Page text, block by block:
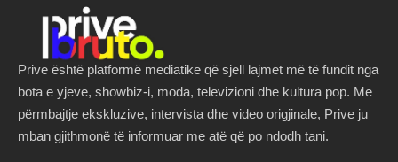
Prive është platformë mediatike që sjell lajmet më të fundit nga
bota e yjeve, showbiz-i, moda, televizioni dhe kultura pop. Me
përmbajtje ekskluzive, intervista dhe video origjinale, Prive ju
mban gjithmonë të informuar me atë që po ndodh tani.